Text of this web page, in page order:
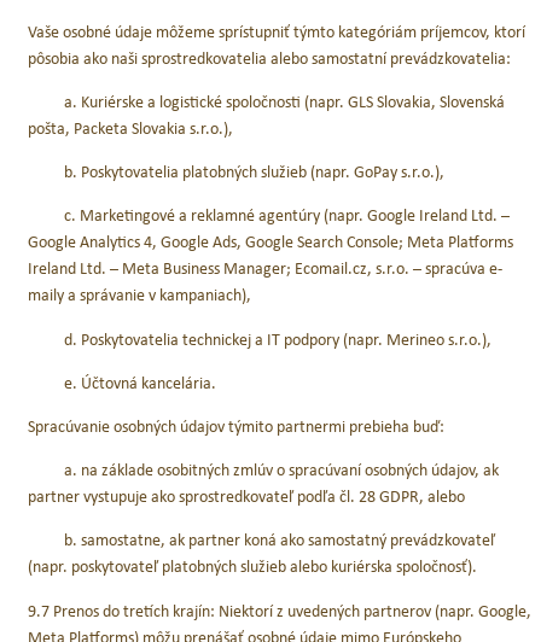
Vaše osobné údaje môžeme sprístupniť týmto kategóriám príjemcov, ktorí
pôsobia ako naši sprostredkovatelia alebo samostatní prevádzkovatelia:
a. Kuriérske a logistické spoločnosti (napr. GLS Slovakia, Slovenská
pošta, Packeta Slovakia s.r.o.),
b. Poskytovatelia platobných služieb (napr. GoPay s.r.o.),
c. Marketingové a reklamné agentúry (napr. Google Ireland Ltd. –
Google Analytics 4, Google Ads, Google Search Console; Meta Platforms
Ireland Ltd. – Meta Business Manager; Ecomail.cz, s.r.o. – spracúva e-
maily a správanie v kampaniach),
d. Poskytovatelia technickej a IT podpory (napr. Merineo s.r.o.),
e. Účtovná kancelária.
Spracúvanie osobných údajov týmito partnermi prebieha buď:
a. na základe osobitných zmlúv o spracúvaní osobných údajov, ak
partner vystupuje ako sprostredkovateľ podľa čl. 28 GDPR, alebo
b. samostatne, ak partner koná ako samostatný prevádzkovateľ
(napr. poskytovateľ platobných služieb alebo kuriérska spoločnosť).
9.7 Prenos do tretích krajín: Niektorí z uvedených partnerov (napr. Google,
Meta Platforms) môžu prenášať osobné údaje mimo Európskeho